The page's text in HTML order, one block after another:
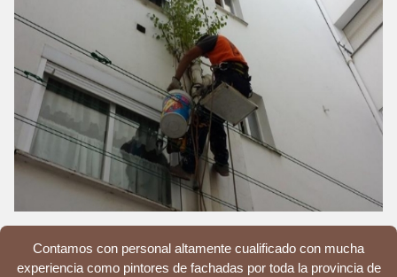
Contamos con personal altamente cualificado con mucha
experiencia como pintores de fachadas por toda la provincia de